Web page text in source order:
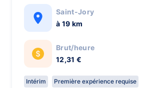
Saint-Jory
à 19 km
Brut/heure
12,31 €
Intérim Première expérience requise